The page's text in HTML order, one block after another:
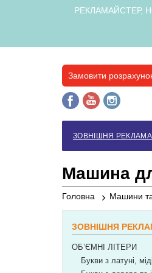
РЕКЛАМАЙСТЕР,
Замовити
ЗОВНІШНЯ РЕКЛАМА
Машина
Головна Машини
ЗОВНІШНЯ
ОБ’ЄМНІ ЛІТЕРИ
Букви з латуні,